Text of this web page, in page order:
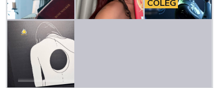
COLEG